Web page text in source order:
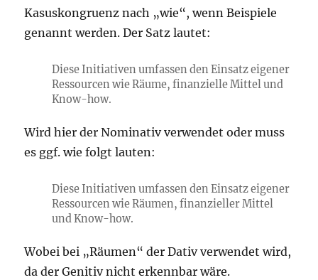
Kasuskongruenz nach „wie“, wenn Beispiele
genannt werden. Der Satz lautet:
Diese Initiativen umfassen den Einsatz eigener
Ressourcen wie Räume, finanzielle Mittel und
Know-how.
Wird hier der Nominativ verwendet oder muss
es ggf. wie folgt lauten:
Diese Initiativen umfassen den Einsatz eigener
Ressourcen wie Räumen, finanzieller Mittel
und Know-how.
Wobei bei „Räumen“ der Dativ verwendet wird,
da der Genitiv nicht erkennbar wäre.